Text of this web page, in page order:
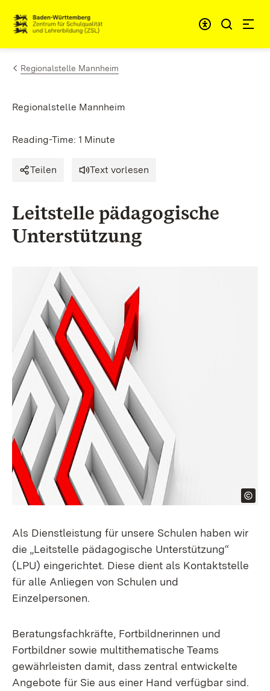
Skip to content
Link to homepage
Regionalstelle Mannheim
Regionalstelle Mannheim
Reading-Time: 1 Minute
Teilen Text vorlesen
Leitstelle pädagogische
Unterstützung
Als Dienstleistung für unsere Schulen haben wir
die „Leitstelle pädagogische Unterstützung“
(LPU) eingerichtet. Diese dient als Kontaktstelle
für alle Anliegen von Schulen und
Einzelpersonen.
Beratungsfachkräfte, Fortbildnerinnen und
Fortbildner sowie multithematische Teams
gewährleisten damit, dass zentral entwickelte
Angebote für Sie aus einer Hand verfügbar sind.